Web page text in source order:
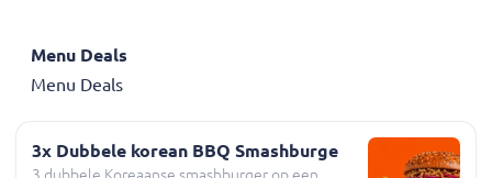
Menu Deals
Menu Deals
3x Dubbele korean BBQ Smashburge